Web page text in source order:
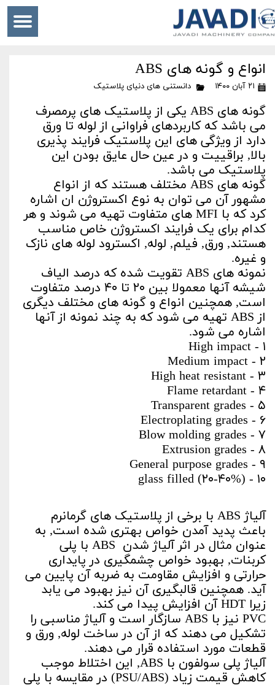
انواع و گونه های ABS
۲۱ آبان ۱۴۰۰ دانستنی های دنیای پلاستیک
گونه های ABS یکی از پلاستیک های پرمصرف
می باشد که کاربردهای فراوانی از لوله تا ورق
دارد از ویژگی های این پلاستیک فرایند پذیری
بالا, براقییت و در عین حال عایق بودن این
پلاستیک می باشد.
گونه های ABS مختلف هستند که از انواع
مشهور آن می توان به نوع اکستروژن ان اشاره
کرد که با MFI های متفاوت تهیه می شوند و هر
کدام برای یک فرایند اکستروژن خاص مناسب
هستند, ورق, فیلم, لوله, اکسترود لوله های نازک
و غیره.
نمونه های ABS تقویت شده که درصد الیاف
شیشه آنها معمولا بین ۲۰ تا ۴۰ درصد متفاوت
است, همچنین انواع و گونه های مختلف دیگری
از ABS تهیه می شود که به چند نمونه از آنها
اشاره می شود.
۱ - High impact
۲ - Medium impact
۳ - High heat resistant
۴ - Flame retardant
۵ - Transparent grades
۶ - Electroplating grades
۷ - Blow molding grades
۸ - Extrusion grades
۹ - General purpose grades
۱۰ - (۲۰-۴۰%) glass filled
آلیاژ ABS با برخی از پلاستیک های گرمانرم
باعث پدید آمدن خواص بهتری شده است, به
عنوان مثال در اثر آلیاژ شدن ABS با پلی
کربنات, بهبود خواص چشمگیری در پایداری
حرارتی و افزایش مقاومت به ضربه آن پایین می
آید. همچنین قالبگیری آن نیز بهبود می یابد
زیرا HDT آن افزایش پیدا می کند.
PVC نیز با ABS سازگار است و آلیاژ مناسبی را
تشکیل می دهند که از آن در ساخت لوله, ورق و
قطعات مورد استفاده قرار می دهند.
آلیاژ پلی سولفون با ABS, این اختلاط موجب
کاهش قیمت زیاد (PSU/ABS) در مقایسه با پلی